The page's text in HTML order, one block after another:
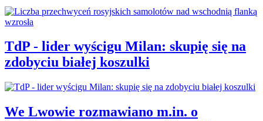
TdP - lider wyścigu Milan: skupię się na
zdobyciu białej koszulki
We Lwowie rozmawiano m.in. o